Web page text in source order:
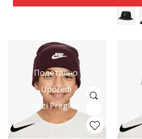
Подетално
Uporedi
Brzi Pregled